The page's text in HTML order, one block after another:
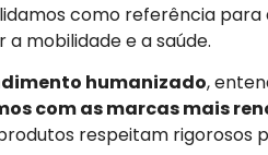
como referência para
mobilidade e a saúde.
humanizado,
com as marcas mais
respeitam rigorosos